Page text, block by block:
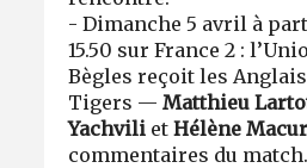
- Dimanche 5 avril à
15.50 sur France 2 :
Bègles reçoit les
Tigers —Matthieu
Yachvili etHélène
commentaires du match.